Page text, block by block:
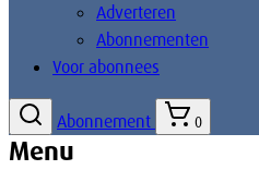
Adverteren
Abonnementen
Voor abonnees
Abonnement 0
Menu